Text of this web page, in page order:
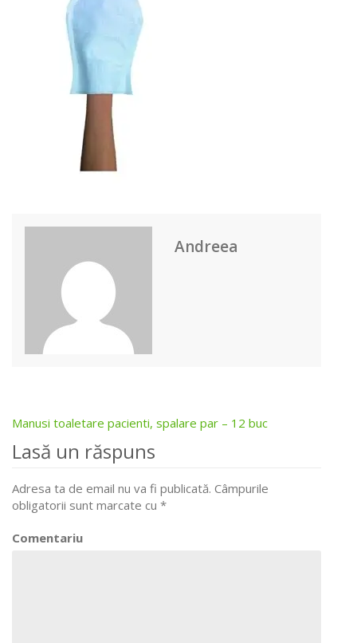
Andreea
Post
navigation
Manusi toaletare pacienti, spalare par – 12 buc
Lasă un răspuns
Adresa ta de email nu va fi publicată. Câmpurile
obligatorii sunt marcate cu *
Comentariu